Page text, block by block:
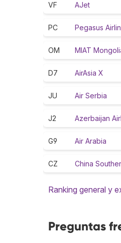
VF AJet
PC Pegasus
OM MIAT
D7 AirAsia X
JU Air Serbia
J2 Azerbaijan
G9 Air Arabia
CZ China
Ranking general y
Preguntas